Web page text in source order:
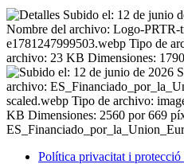
Política privacitat i protecció